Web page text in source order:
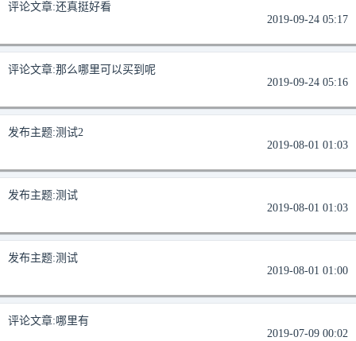
评论文章:还真挺好看
2019-09-24 05:17
评论文章:那么哪里可以买到呢
2019-09-24 05:16
发布主题:测试2
2019-08-01 01:03
发布主题:测试
2019-08-01 01:03
发布主题:测试
2019-08-01 01:00
评论文章:哪里有
2019-07-09 00:02